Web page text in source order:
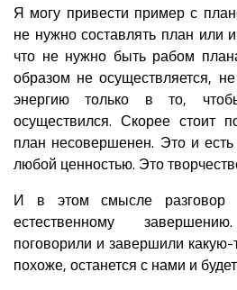
Я могу привести пример с
не нужно составлять план или
что не нужно быть рабом
образом не осуществляется,
энергию только в то,
осуществился. Скорее стоит
план несовершенен. Это и
любой ценностью. Это
И в этом смысле разговор
естественному
поговорили и завершили
похоже, останется с нами и